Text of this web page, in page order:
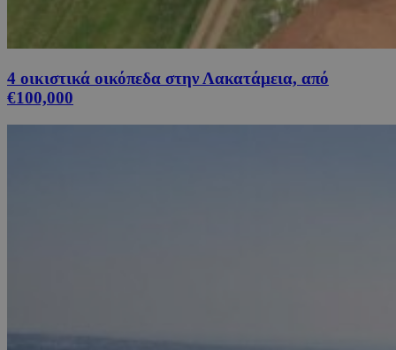
4 οικιστικά οικόπεδα στην Λακατάμεια, από
€100,000